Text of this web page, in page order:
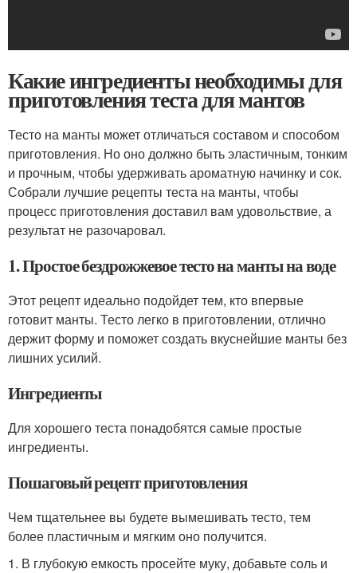
Какие ингредиенты необходимы для
приготовления теста для мантов
Тесто на манты может отличаться составом и способом
приготовления. Но оно должно быть эластичным, тонким
и прочным, чтобы удерживать ароматную начинку и сок.
Собрали лучшие рецепты теста на манты, чтобы
процесс приготовления доставил вам удовольствие, а
результат не разочаровал.
1. Простое бездрожжевое тесто на манты на воде
Этот рецепт идеально подойдет тем, кто впервые
готовит манты. Тесто легко в приготовлении, отлично
держит форму и поможет создать вкуснейшие манты без
лишних усилий.
Ингредиенты
Для хорошего теста понадобятся самые простые
ингредиенты.
Пошаговый рецепт приготовления
Чем тщательнее вы будете вымешивать тесто, тем
более пластичным и мягким оно получится.
1. В глубокую емкость просейте муку, добавьте соль и